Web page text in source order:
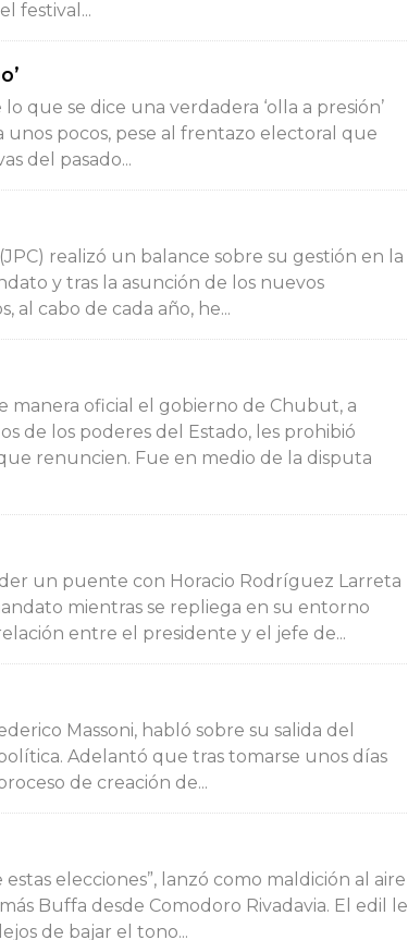
festival...
que se dice una verdadera ‘olla a presión’
unos pocos, pese al frentazo electoral que
del pasado...
realizó un balance sobre su gestión en la
y tras la asunción de los nuevos
al cabo de cada año, he...
manera oficial el gobierno de Chubut, a
de los poderes del Estado, les prohibió
renuncien. Fue en medio de la disputa
un puente con Horacio Rodríguez Larreta
mientras se repliega en su entorno
entre el presidente y el jefe de...
Massoni, habló sobre su salida del
Adelantó que tras tomarse unos días
de creación de...
elecciones”, lanzó como maldición al aire
Buffa desde Comodoro Rivadavia. El edil le
de bajar el tono...